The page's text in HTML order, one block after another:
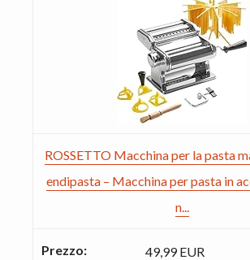
ROSSETTO Macchina per la pasta
endipasta – Macchina per pasta in
n...
49,99 EUR